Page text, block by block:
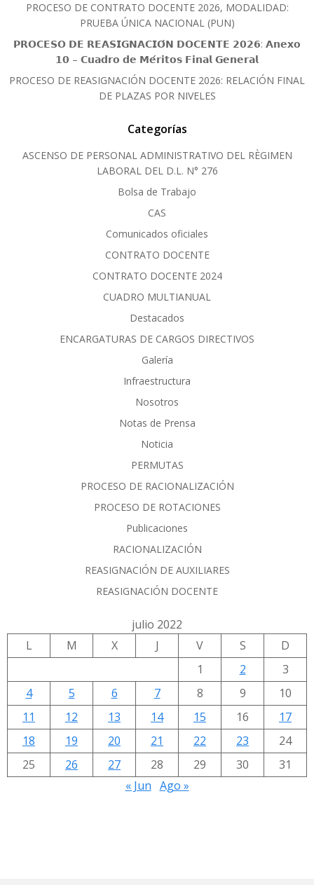
PROCESO DE CONTRATO DOCENTE 2026, MODALIDAD:
PRUEBA ÚNICA NACIONAL (PUN)
𝗣𝗥𝗢𝗖𝗘𝗦𝗢 𝗗𝗘 𝗥𝗘𝗔𝗦𝗜𝗚𝗡𝗔𝗖𝗜𝗢́𝗡 𝗗𝗢𝗖𝗘𝗡𝗧𝗘 𝟮𝟬𝟮𝟲: 𝗔𝗻𝗲𝘅𝗼
𝟭𝟬 – 𝗖𝘂𝗮𝗱𝗿𝗼 𝗱𝗲 𝗠𝗲́𝗿𝗶𝘁𝗼𝘀 𝗙𝗶𝗻𝗮𝗹 𝗚𝗲𝗻𝗲𝗿𝗮𝗹
PROCESO DE REASIGNACIÓN DOCENTE 2026: RELACIÓN FINAL
DE PLAZAS POR NIVELES
Categorías
ASCENSO DE PERSONAL ADMINISTRATIVO DEL RÈGIMEN
LABORAL DEL D.L. N° 276
Bolsa de Trabajo
CAS
Comunicados oficiales
CONTRATO DOCENTE
CONTRATO DOCENTE 2024
CUADRO MULTIANUAL
Destacados
ENCARGATURAS DE CARGOS DIRECTIVOS
Galería
Infraestructura
Nosotros
Notas de Prensa
Noticia
PERMUTAS
PROCESO DE RACIONALIZACIÓN
PROCESO DE ROTACIONES
Publicaciones
RACIONALIZACIÓN
REASIGNACIÓN DE AUXILIARES
REASIGNACIÓN DOCENTE
julio 2022
L
M X J V S
D
1
2
3
4
5 6 7 8 9
10
11
12 13 14 15 16
17
18
19 20 21 22 23
24
25
26 27 28 29 30
31
« Jun Ago »